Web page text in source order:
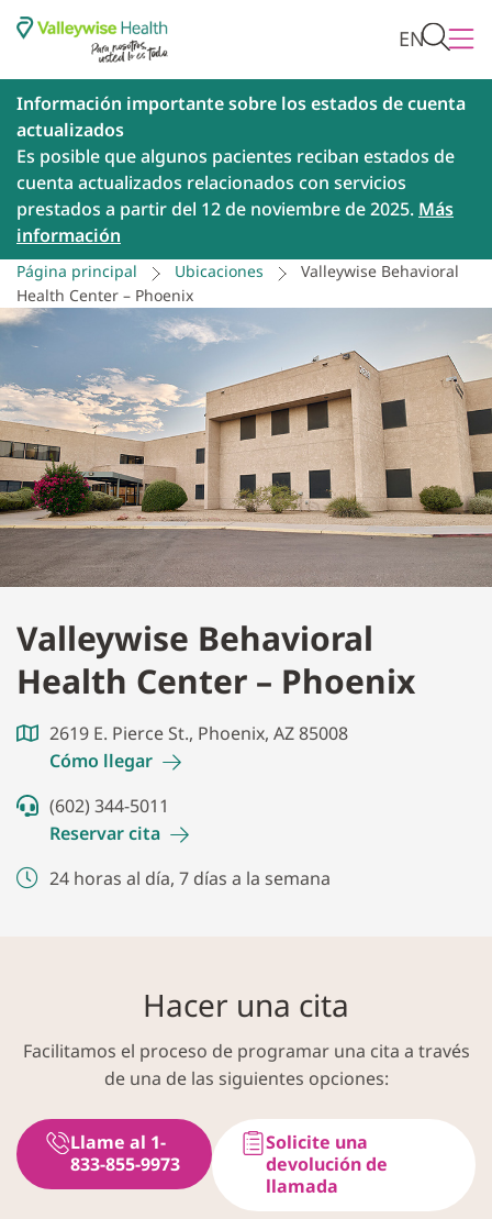
EN
Información importante sobre los estados de cuenta
actualizados
Es posible que algunos pacientes reciban estados de
cuenta actualizados relacionados con servicios
prestados a partir del 12 de noviembre de 2025. Más
información
Página principal Ubicaciones
Valleywise Behavioral
Health Center – Phoenix
Valleywise Behavioral
Health Center – Phoenix
2619 E. Pierce St., Phoenix, AZ 85008
Cómo llegar
(602) 344-5011
Reservarcita
24 horas al día, 7 días a la semana
Hacer una cita
Facilitamos el proceso de programar una cita a través
de una de las siguientes opciones:
Llame al 1-
833-855-9973
Solicite una
devolución de
llamada